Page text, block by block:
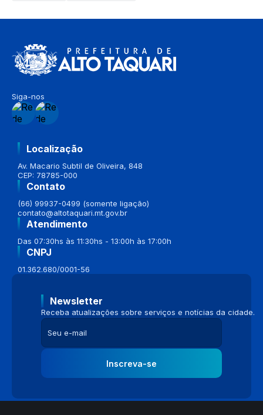
Siga-nos
Localização
Av. Macario Subtil de Oliveira, 848
CEP: 78785-000
Contato
(66) 99937-0499 (somente ligação)
contato@altotaquari.mt.gov.br
Atendimento
Das 07:30hs às 11:30hs - 13:00h às 17:00h
CNPJ
01.362.680/0001-56
Newsletter
Receba atualizações sobre serviços e notícias da cidade.
Inscreva-se